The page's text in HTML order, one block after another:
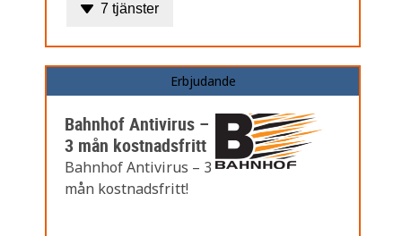
7 tjänster
Erbjudande
Bahnhof Antivirus –
3 mån kostnadsfritt
Bahnhof Antivirus – 3
mån kostnadsfritt!